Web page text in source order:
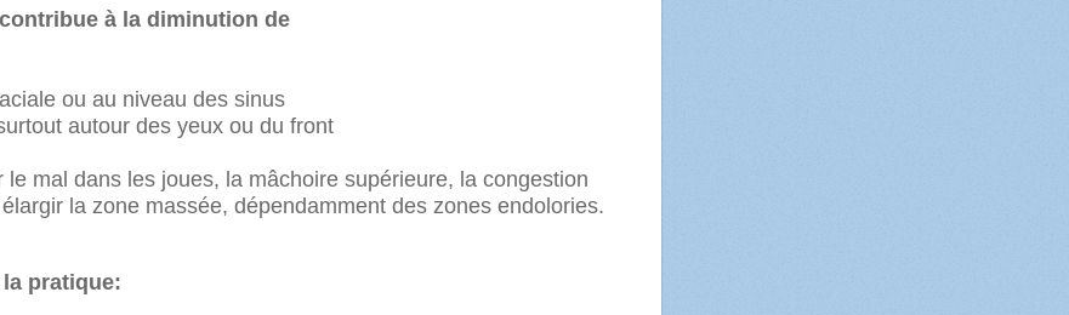
à la diminution de
ou au niveau des sinus
autour des yeux ou du front
le mal dans les joues, la mâchoire supérieure, la congestion
la zone massée, dépendamment des zones endolories.
pratique: